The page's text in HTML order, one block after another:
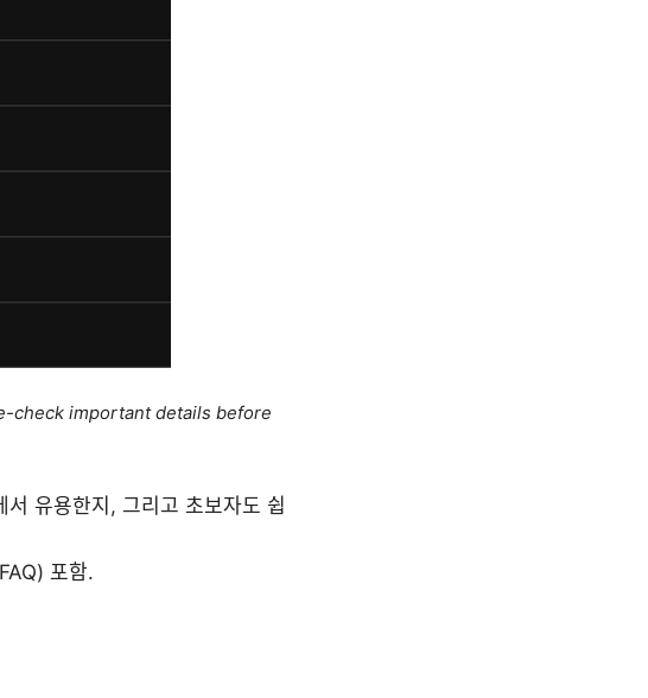
check important details before
유용한지, 그리고 초보자도 쉽
포함.